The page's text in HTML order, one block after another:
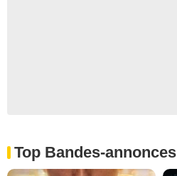
Top Bandes-annonces